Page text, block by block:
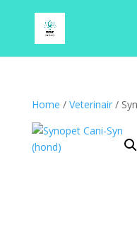
Home / Veterinair/